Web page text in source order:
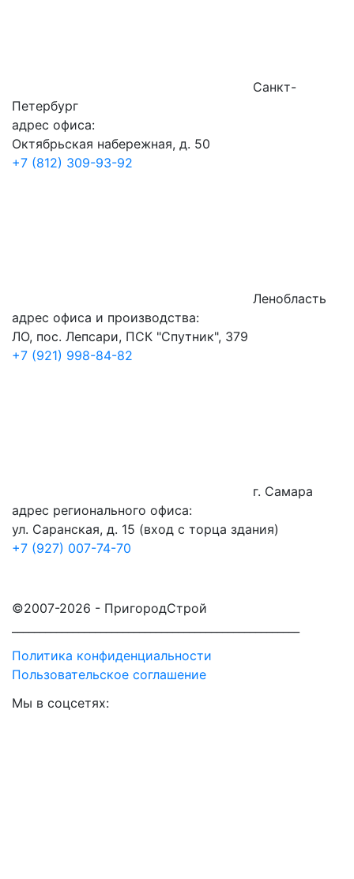
Санкт-
Петербург
адрес офиса:
Октябрьская набережная, д. 50
+7 (812) 309-93-92
Ленобласть
адрес офиса и производства:
ЛО, пос. Лепсари, ПСК "Спутник", 379
+7 (921) 998-84-82
г. Самара
адрес регионального офиса:
ул. Саранская, д. 15 (вход с торца здания)
+7 (927) 007-74-70
©2007-2026 - ПригородСтрой
Политика конфиденциальности
Пользовательское соглашение
Мы в соцсетях: